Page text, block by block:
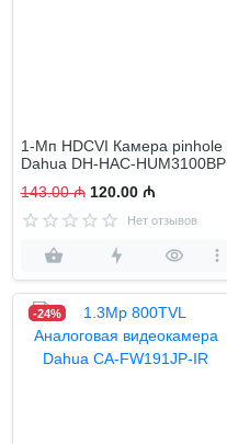
1-Мп HDCVI Камера pinhole
Dahua DH-HAC-HUM3100BP
143.00 ₼ 120.00 ₼
Нет отзывов
-24%